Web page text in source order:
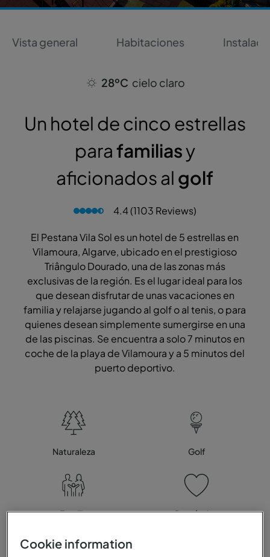
Vista general Habitaciones
28ºC cielo claro
Un hotel de cinco estrellas
parafamiliasy
aficionados al golf
4.4 (1103 Reviews)
El Pestana Vila Sol es un hotel de 5 estrellas en
Vilamoura, Algarve, ubicado en el prestigioso
Triângulo Dourado, una de las zonas más
exclusivas de la región. Es el lugar ideal para los
que desean disfrutar de unas vacaciones en
familia y relajarse jugando al golf o al tenis, o para
quienes desean simplemente sumergirse en una
de las piscinas. Se encuentra a solo 7 minutos en
coche de la playa de Vilamoura y a 5 minutos del
puerto deportivo.
Naturaleza Golf
Familia Romántico
Cookie information